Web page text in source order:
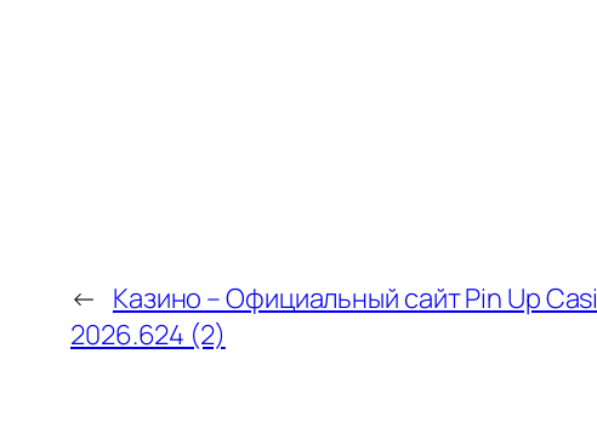
← Казино – Официальный сайт Pin Up
2026.624 (2)